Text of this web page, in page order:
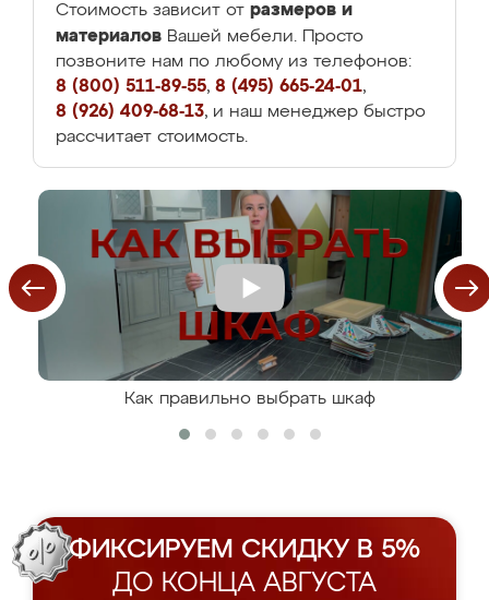
Стоимость зависит от размеров и
материалов Вашей мебели. Просто
позвоните нам по любому из телефонов:
8 (800) 511-89-55, 8 (495) 665-24-01,
8 (926) 409-68-13, и наш менеджер быстро
рассчитает стоимость.
Как правильно выбрать шкаф
ФИКСИРУЕМ СКИДКУ В 5%
ДО КОНЦА АВГУСТА